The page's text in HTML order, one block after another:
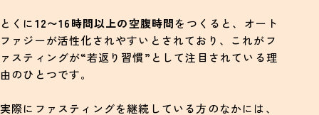
とくに12〜16時間以上の空腹時間をつくると、オート
ファジーが活性化されやすいとされており、これがフ
ァスティングが“若返り習慣”として注目されている理
由のひとつです。
実際にファスティングを継続している方のなかには、